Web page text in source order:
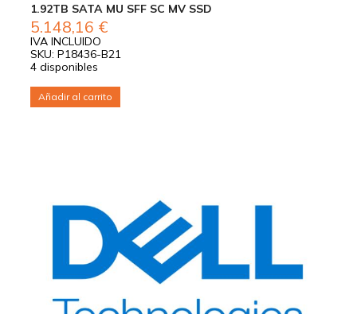
1.92TB SATA MU SFF SC MV SSD
5.148,16 €
IVA INCLUIDO
SKU: P18436-B21
4 disponibles
Añadir al carrito